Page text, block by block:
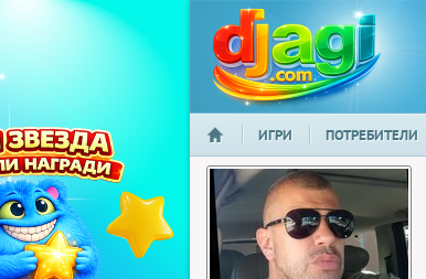
djagi.com
НАЧАЛО
ИГРИ ПОТРЕБИТЕЛИ